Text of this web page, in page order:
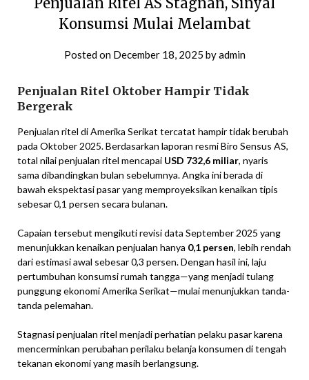
Konsumsi Mulai Melambat
Posted on December 18, 2025 byadmin
Penjualan Ritel Oktober Hampir Tidak
Bergerak
Penjualan ritel di Amerika Serikat tercatat hampir tidak berubah
pada Oktober 2025. Berdasarkan laporan resmi Biro Sensus AS,
total nilai penjualan ritel mencapai USD 732,6 miliar, nyaris
sama dibandingkan bulan sebelumnya. Angka ini berada di
bawah ekspektasi pasar yang memproyeksikan kenaikan tipis
sebesar 0,1 persen secara bulanan.
Capaian tersebut mengikuti revisi data September 2025 yang
menunjukkan kenaikan penjualan hanya 0,1 persen, lebih rendah
dari estimasi awal sebesar 0,3 persen. Dengan hasil ini, laju
pertumbuhan konsumsi rumah tangga—yang menjadi tulang
punggung ekonomi Amerika Serikat—mulai menunjukkan tanda-
tanda pelemahan.
Stagnasi penjualan ritel menjadi perhatian pelaku pasar karena
mencerminkan perubahan perilaku belanja konsumen di tengah
tekanan ekonomi yang masih berlangsung.